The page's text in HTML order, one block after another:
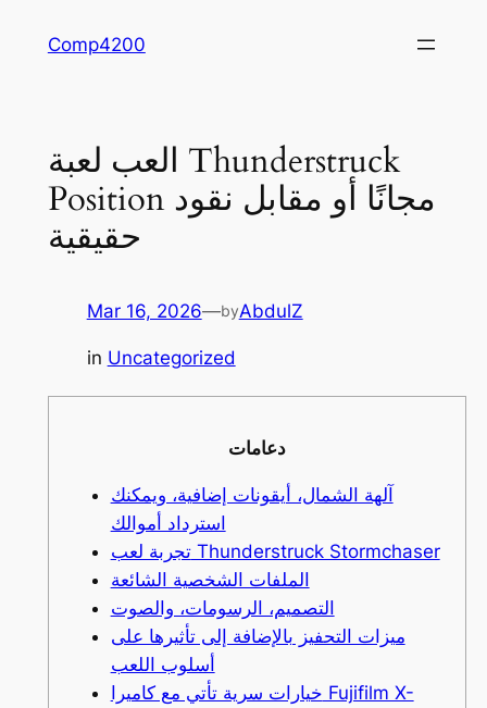
Comp4200
العب لعبة Thunderstruck
Position مجانًا أو مقابل نقود
حقيقية
Mar 16, 2026—byAbdulZ
in Uncategorized
دعامات
آلهة الشمال، أيقونات إضافية، ويمكنك
استرداد أموالك
تجربة لعب Thunderstruck Stormchaser
الملفات الشخصية الشائعة
التصميم، الرسومات، والصوت
ميزات التحفيز بالإضافة إلى تأثيرها على
أسلوب اللعب
خيارات سرية تأتي مع كاميرا Fujifilm X-